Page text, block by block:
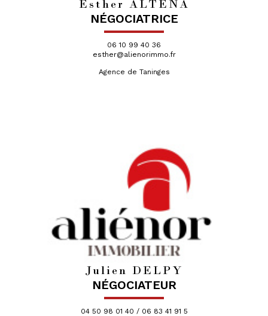
Esther ALTENA
NÉGOCIATRICE
06 10 99 40 36
esther@alienorimmo.fr
Agence de Taninges
Julien DELPY
NÉGOCIATEUR
04 50 98 01 40 / 06 83 41 91 5